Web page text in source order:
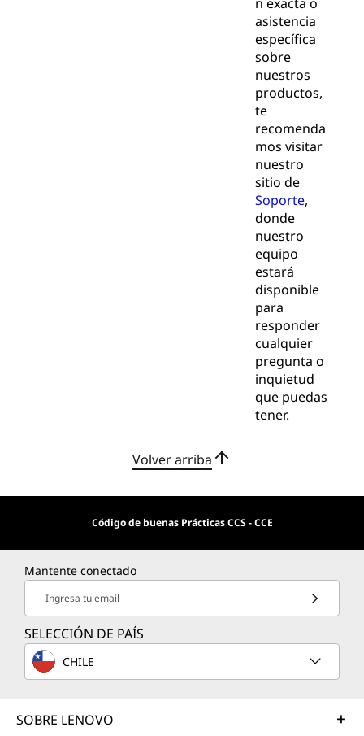
asistencia
específica
sobre
nuestros
productos,
te
recomenda
mos visitar
nuestro
sitio de
Soporte,
donde
nuestro
equipo
estará
disponible
para
responder
cualquier
pregunta o
inquietud
que puedas
tener.
Volver arriba
Código de buenas Prácticas CCS - CCE
Mantente conectado
Ingresa tu email
SELECCIÓN DE PAÍS
CHILE
SOBRE LENOVO